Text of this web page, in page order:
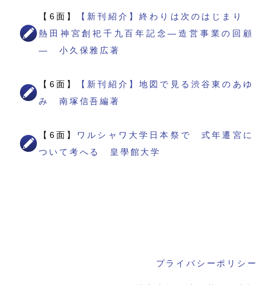
【6面】
【新刊紹介】終わりは次のはじまり
熱田神宮創祀千九百年記念―造営事業の回顧
― 小久保雅広著
【6面】
【新刊紹介】地図で見る渋谷東のあゆ
み 南塚信吾編著
【6面】
ワルシャワ大学日本祭で 式年遷宮に
ついて考へる 皇學館大学
プライバシーポリシー